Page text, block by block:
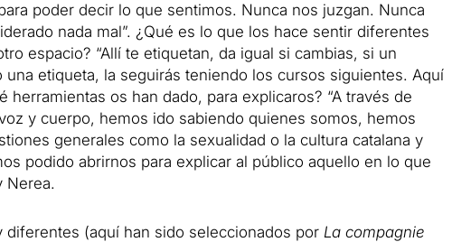
poder decir lo que sentimos. Nunca nos juzgan. Nunca
nada mal”. ¿Qué es lo que los hace sentir diferentes
espacio? “Allí te etiquetan, da igual si cambias, si un
una etiqueta, la seguirás teniendo los cursos siguientes. Aquí
herramientas os han dado, para explicaros? “A través de
y cuerpo, hemos ido sabiendo quienes somos, hemos
generales como la sexualidad o la cultura catalana y
podido abrirnos para explicar al público aquello en lo que
Nerea.
diferentes (aquí han sido seleccionados por La compagnie